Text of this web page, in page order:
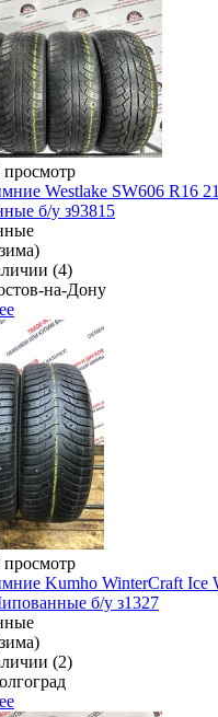
Westlake SW606 R16
б/у з93815
(4)
на-Дону
Kumho WinterCraft Ice
б/у з1327
(2)